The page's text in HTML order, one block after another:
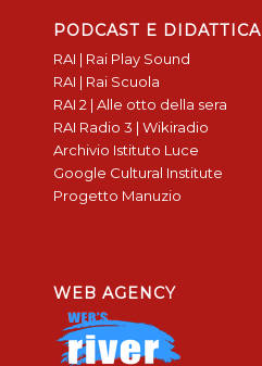
PODCAST E DIDATTICA
RAI | Rai Play Sound
RAI | Rai Scuola
RAI 2 | Alle otto della sera
RAI Radio 3 | Wikiradio
Archivio Istituto Luce
Google Cultural Institute
Progetto Manuzio
WEB AGENCY